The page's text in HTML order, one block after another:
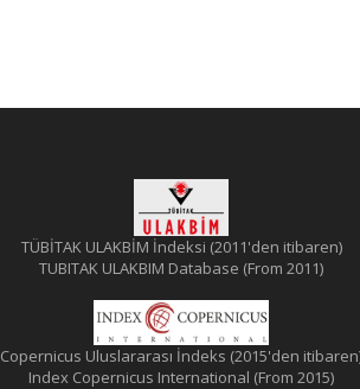
TÜBİTAK ULAKBİM İndeksi (2011'den itibaren)
TUBITAK ULAKBIM Database (From 2011)
Copernicus Uluslararası İndeks (2015'den
Index Copernicus International (From 2015)